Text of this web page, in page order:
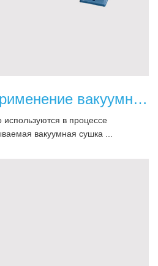
Практическое применение вакуумного насоса в вакуумной сушке
в процессе
вакуумная сушка ...